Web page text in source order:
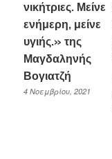
νικήτριες. Μείνε
ενήμερη, μείνε
υγιής.» της
Μαγδαληνής
Βογιατζή
4 Νοεμβρίου, 2021